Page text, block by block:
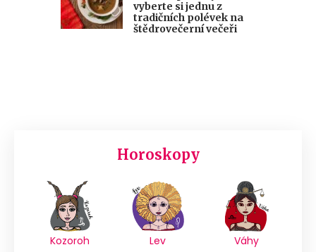
vyberte si jednu z
tradičních polévek na
štědrovečerní večeři
Horoskopy
Kozoroh Lev Váhy